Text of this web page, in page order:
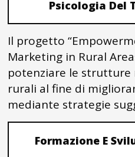
Psicologia Del
Il progetto
Marketing in Rural
potenziare le strutture
rurali al fine di
mediante strategie
Formazione E